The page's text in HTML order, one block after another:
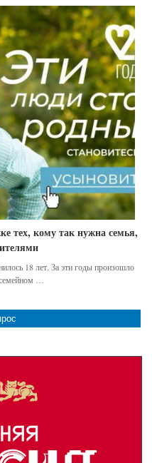
тех, кому так нужна семья,
18 лет. За эти годы произошло
…